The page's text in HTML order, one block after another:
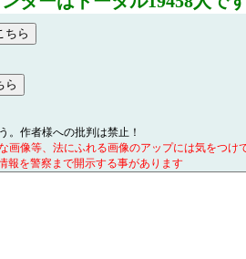
。作者様への批判は禁止！
画像等、法にふれる画像のアップには気をつけ
報を警察まで開示する事があります